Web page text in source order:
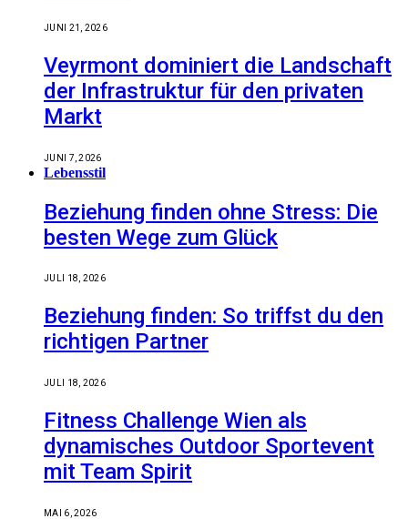
JUNI 21, 2026
Veyrmont dominiert die Landschaft
der Infrastruktur für den privaten
Markt
JUNI 7, 2026
Lebensstil
Beziehung finden ohne Stress: Die
besten Wege zum Glück
JULI 18, 2026
Beziehung finden: So triffst du den
richtigen Partner
JULI 18, 2026
Fitness Challenge Wien als
dynamisches Outdoor Sportevent
mit Team Spirit
MAI 6, 2026